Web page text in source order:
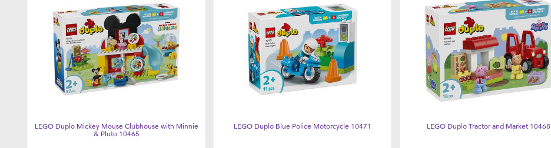
LEGO Duplo Mickey Mouse Clubhouse with Minnie
& Pluto 10465
LEGO Duplo Blue Police Motorcycle 10471 LEGO Duplo Tractor and Market 10468